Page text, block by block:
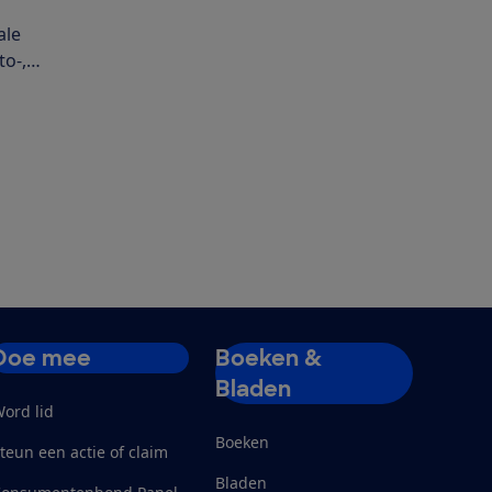
,
mee
lid
een actie of claim
Boeken &
Bladen
Boeken
Bladen